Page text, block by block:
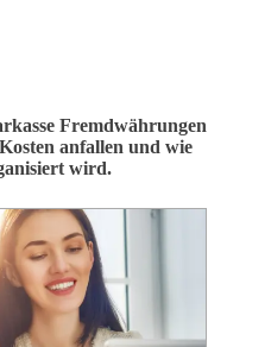
Fremdwährungen
anfallen und wie
wird.